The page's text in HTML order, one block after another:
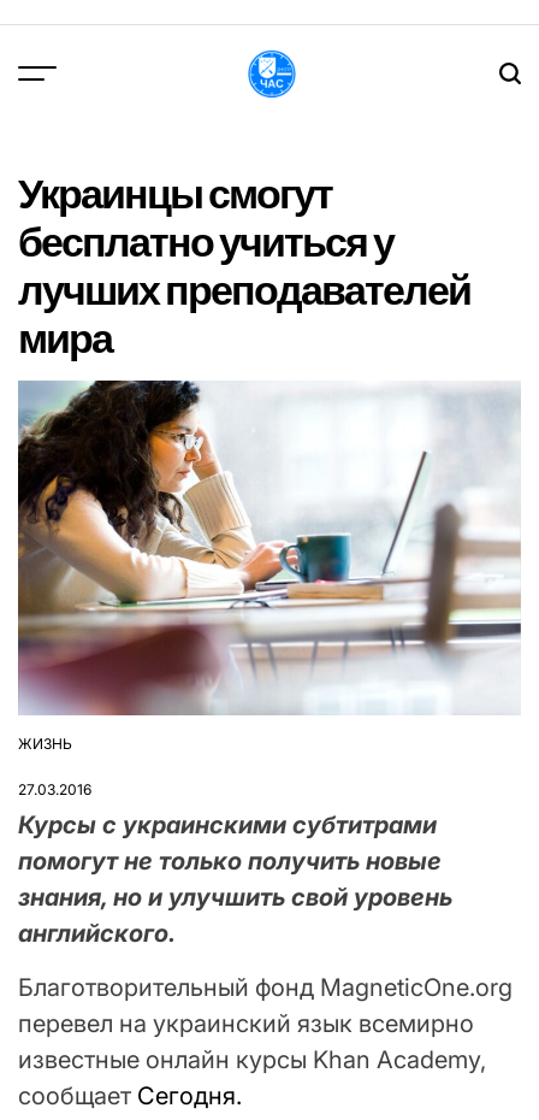
вмісту
Украинцы смогут
бесплатно учиться у
лучших преподавателей
мира
ОПУБЛІКУВАТИ
ЖИЗНЬ
27.03.2016
Курсы с украинскими субтитрами
помогут не только получить новые
знания, но и улучшить свой уровень
английского.
Благотворительный фонд MagneticOne.org
перевел на украинский язык всемирно
известные онлайн курсы Khan Academy,
сообщает Сегодня.